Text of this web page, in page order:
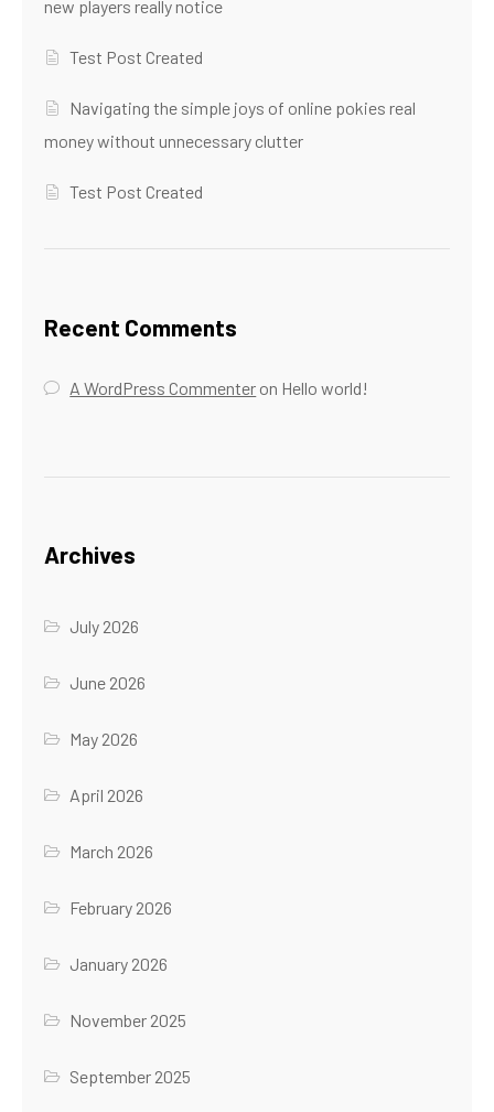
new players really notice
Test Post Created
Navigating the simple joys of online pokies real
money without unnecessary clutter
Test Post Created
Recent Comments
A WordPress Commenter on Hello world!
Archives
July 2026
June 2026
May 2026
April 2026
March 2026
February 2026
January 2026
November 2025
September 2025